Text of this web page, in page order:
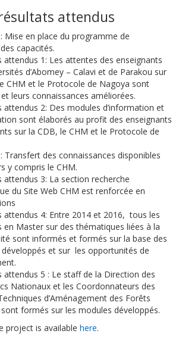
attendus
Mise en place du programme de
capacités.
attendus 1: Les attentes des enseignants
d’Abomey – Calavi et de Parakou sur
CHM et le Protocole de Nagoya sont
leurs connaissances améliorées.
attendus 2: Des modules d’information et
sont élaborés au profit des enseignants
sur la CDB, le CHM et le Protocole de
Transfert des connaissances disponibles
y compris le CHM.
attendus 3: La section recherche
du Site Web CHM est renforcée en
attendus 4: Entre 2014 et 2016, tous les
en Master sur des thématiques liées à la
sont informés et formés sur la base des
et sur les opportunités de
attendus 5 : Le staff de la Direction des
Nationaux et les Coordonnateurs des
d’Aménagement des Forêts
formés sur les modules développés.
project is available here.